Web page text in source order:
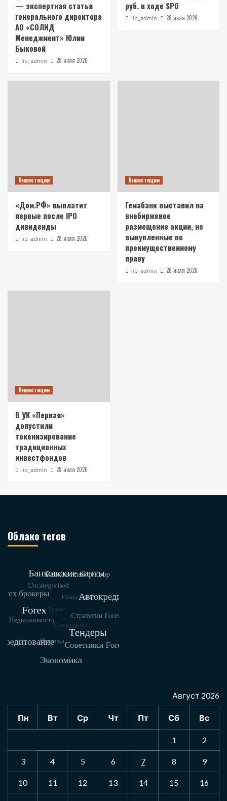
— экспертная статья
генерального директора
АО «СОЛИД
Менеджмент» Юлии
Быковой
lib_admin 28 июля 2026
руб. в ходе SPO
lib_admin 28 июля 2026
Инвестиции
«Дом.РФ» выплатит
первые после IPO
дивиденды
lib_admin 28 июля 2026
Инвестиции
Гемабанк выставил на
внебиржевое
размещение акции, не
выкупленные по
преимущественному
праву
lib_admin 28 июля 2026
Инвестиции
В УК «Первая»
допустили
токенизирование
традиционных
инвестфондов
lib_admin 28 июля 2026
Облако тегов
Август 2026
Пн Вт Ср Чт Пт Сб Вс
1 2
3 4 5 6 7 8 9
10 11 12 13 14 15 16